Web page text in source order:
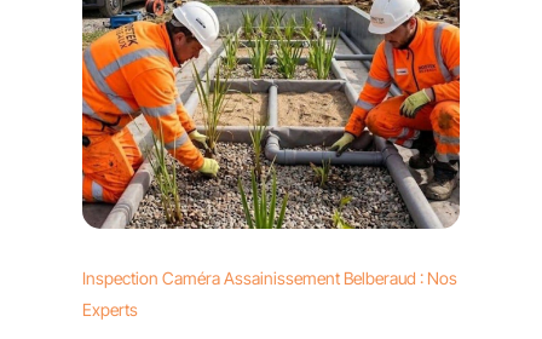
Inspection Caméra Assainissement Belberaud : Nos
Experts